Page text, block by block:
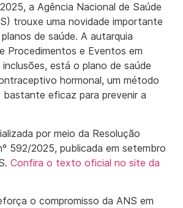
a Agência Nacional de Saúde
trouxe uma novidade importante
de saúde. A autarquia
Procedimentos e Eventos em
está o plano de saúde
hormonal, um método
bastante eficaz para prevenir a
por meio da Resolução
592/2025, publicada em setembro
Confira o texto oficial no site da
o compromisso da ANS em